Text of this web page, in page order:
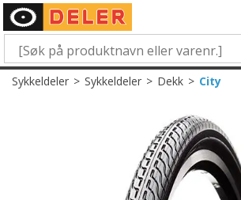
Sykkeldeler>Sykkeldeler>Dekk>City